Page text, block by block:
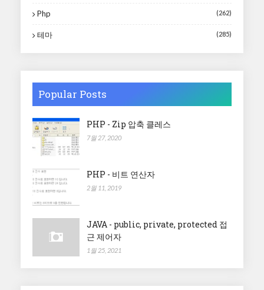
Php (262)
테마 (285)
Popular Posts
PHP - Zip 압축 클레스
7월 27, 2020
PHP - 비트 연산자
2월 11, 2019
JAVA - public, private, protected 접
근 제어자
1월 25, 2021